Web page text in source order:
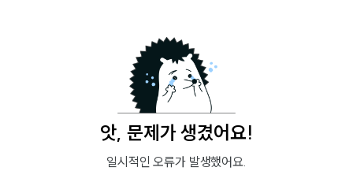
앗, 문제가 생겼어요!
일시적인 오류가 발생했어요.